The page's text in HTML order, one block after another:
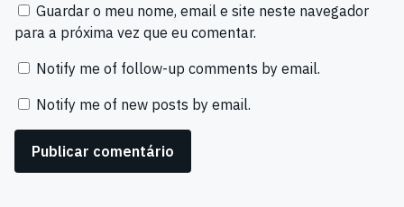
Guardar o meu nome, email e site neste navegador
para a próxima vez que eu comentar.
Notify me of follow-up comments by email.
Notify me of new posts by email.